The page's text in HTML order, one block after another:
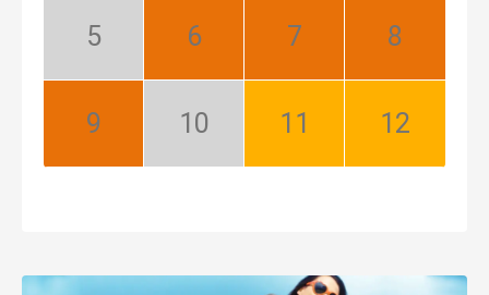
Máj:
Jún:
Júl:
August:
September:
Október:
November:
December: